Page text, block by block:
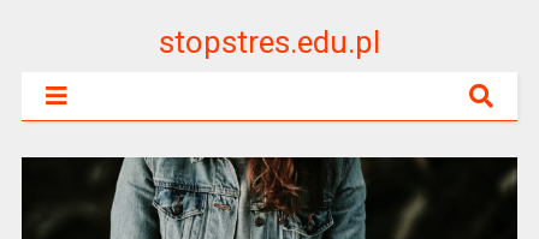
stopstres.edu.pl